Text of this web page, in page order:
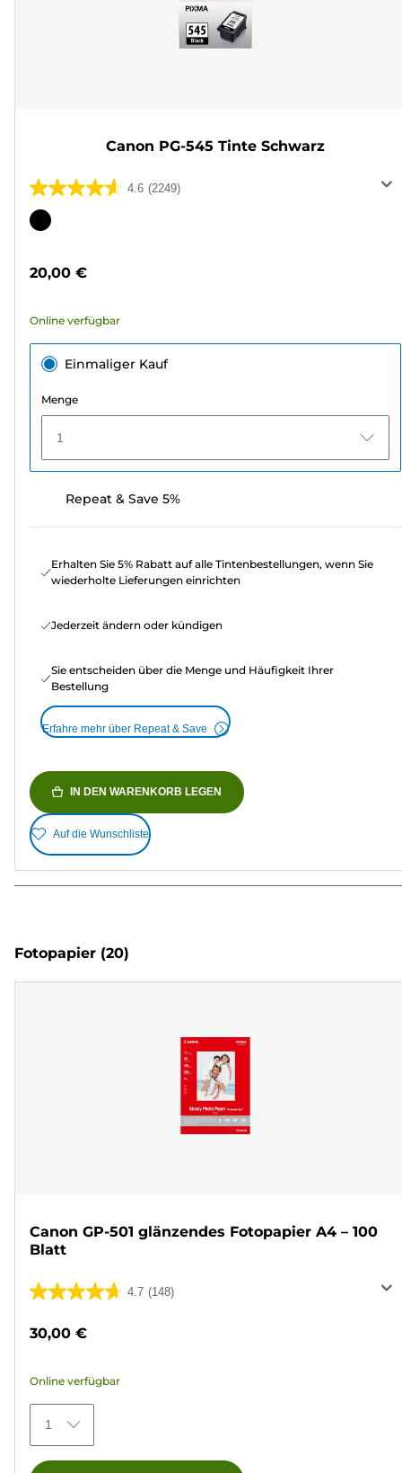
Canon PG-545 Tinte Schwarz
4.6 (2249)
4.6
von
2249
Farbpatrone
20,00 €
Online verfügbar
Einmaliger Kauf
Menge
1
Repeat & Save 5%
Erhalten Sie 5% Rabatt auf alle Tintenbestellungen, wenn Sie
wiederholte Lieferungen einrichten
Jederzeit ändern oder kündigen
Sie entscheiden über die Menge und Häufigkeit Ihrer
Bestellung
Erfahre mehr über Repeat & Save
IN DEN WARENKORB LEGEN
Auf die Wunschliste
Fotopapier (20)
Canon GP-501 glänzendes Fotopapier A4 – 100
Blatt
4.7 (148)
4.7
5
148
Bewertungen
30,00 €
Online verfügbar
1